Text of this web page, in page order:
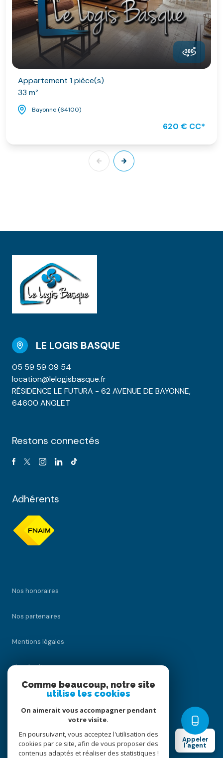
Appeler
l'agent
Appartement 1 pièce(s)
33 m²
Bayonne (64100)
620 € CC*
LE LOGIS BASQUE
05 59 59 09 54
location@lelogisbasque.fr
RÉSIDENCE LE FUTURA - 62 AVENUE DE BAYONNE,
64600 ANGLET
Restons connectés
Adhérents
Nos honoraires
Nos partenaires
Mentions légales
Plan du site
Cookies
Comme beaucoup, notre site
utilise les cookies
On aimerait vous accompagner pendant
votre visite.
En poursuivant, vous acceptez l'utilisation des
cookies par ce site, afin de vous proposer des
contenus adaptés et réaliser des statistiques !